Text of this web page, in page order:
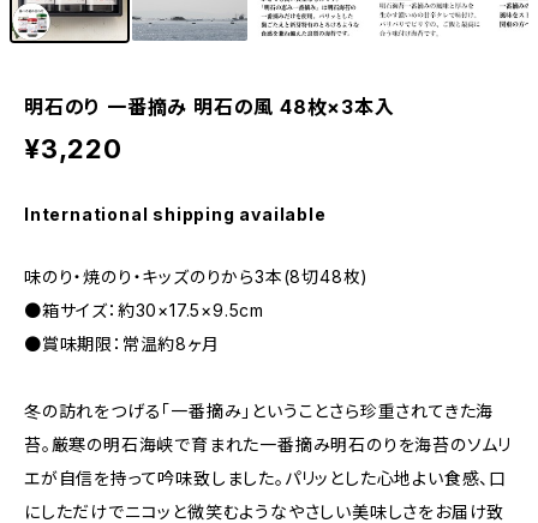
明石のり 一番摘み 明石の風 48枚×3本入
¥3,220
International shipping available
味のり・焼のり・キッズのりから3本(8切48枚)
●箱サイズ：約30×17.5×9.5cm
●賞味期限：常温約8ヶ月
冬の訪れをつげる「一番摘み」ということさら珍重されてきた海
苔。厳寒の明石海峡で育まれた一番摘み明石のりを海苔のソムリ
エが自信を持って吟味致しました。パリッとした心地よい食感、口
にしただけでニコッと微笑むようなやさしい美味しさをお届け致